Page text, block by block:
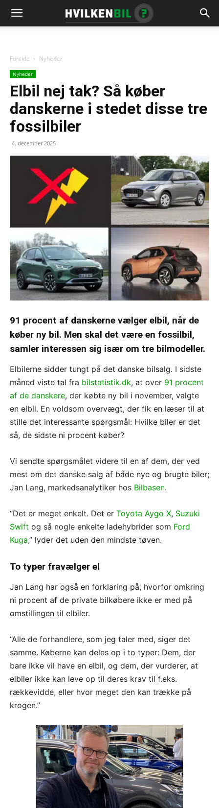
Forside Nyheder
Nyheder
Elbil nej tak? Så køber
danskerne i stedet disse tre
fossilbiler
4. december 2025
91 procent af danskerne vælger elbil, når de
køber ny bil. Men skal det være en fossilbil,
samler interessen sig især om tre bilmodeller.
Elbilerne sidder tungt på det danske bilsalg. I sidste
måned viste tal fra bilstatistik.dk, at over 91 procent
af de danskere, der købte ny bil i november, valgte
en elbil. En voldsom overvægt, der fik en læser til at
stille det interessante spørgsmål: Hvilke biler er det
så, de sidste ni procent køber?
Vi sendte spørgsmålet videre til en af dem, der ved
mest om det danske salg af både nye og brugte biler;
Jan Lang, markedsanalytiker hos Bilbasen.
“Det er meget enkelt. Det er Toyota Aygo X, Suzuki
Swift og så nogle enkelte ladehybrider som Ford
Kuga,” lyder det uden den mindste tøven.
To typer fravælger el
Jan Lang har også en forklaring på, hvorfor omkring
ni procent af de private bilkøbere ikke er med på
omstillingen til elbiler.
“Alle de forhandlere, som jeg taler med, siger det
samme. Køberne kan deles op i to typer: Dem, der
bare ikke vil have en elbil, og dem, der vurderer, at
elbiler ikke kan leve op til deres krav til f.eks.
rækkevidde, eller hvor meget den kan trække på
krogen.”